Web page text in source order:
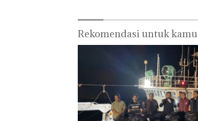
Rekomendasi untuk kamu